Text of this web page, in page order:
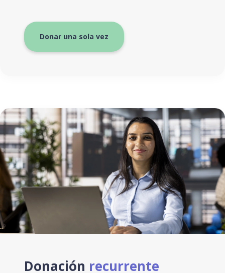
Donar una sola vez
Donación recurrente